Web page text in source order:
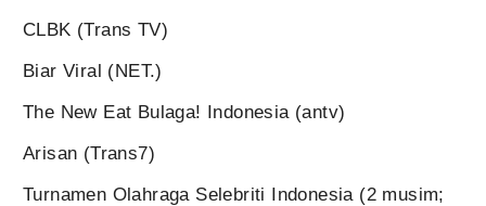
CLBK (Trans TV)
Biar Viral (NET.)
The New Eat Bulaga! Indonesia (antv)
Arisan (Trans7)
Turnamen Olahraga Selebriti Indonesia (2 musim;